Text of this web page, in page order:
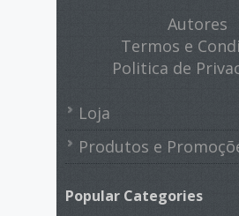
Autores
Termos e
Politica de
Loja
Produtos e
Popular Categories